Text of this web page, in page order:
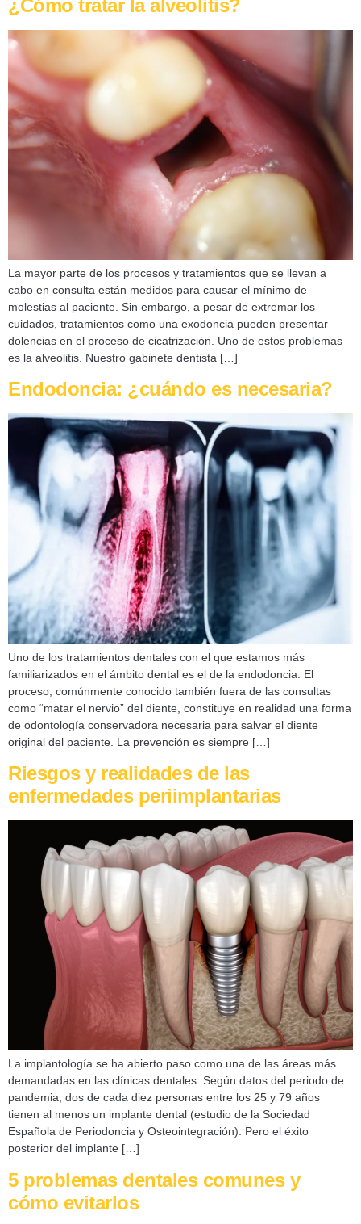
¿Cómo tratar la alveolitis?
La mayor parte de los procesos y tratamientos que se llevan a
cabo en consulta están medidos para causar el mínimo de
molestias al paciente. Sin embargo, a pesar de extremar los
cuidados, tratamientos como una exodoncia pueden presentar
dolencias en el proceso de cicatrización. Uno de estos problemas
es la alveolitis. Nuestro gabinete dentista […]
Endodoncia: ¿cuándo es necesaria?
Uno de los tratamientos dentales con el que estamos más
familiarizados en el ámbito dental es el de la endodoncia. El
proceso, comúnmente conocido también fuera de las consultas
como “matar el nervio” del diente, constituye en realidad una forma
de odontología conservadora necesaria para salvar el diente
original del paciente. La prevención es siempre […]
Riesgos y realidades de las
enfermedades periimplantarias
La implantología se ha abierto paso como una de las áreas más
demandadas en las clínicas dentales. Según datos del periodo de
pandemia, dos de cada diez personas entre los 25 y 79 años
tienen al menos un implante dental (estudio de la Sociedad
Española de Periodoncia y Osteointegración). Pero el éxito
posterior del implante […]
5 problemas dentales comunes y
cómo evitarlos